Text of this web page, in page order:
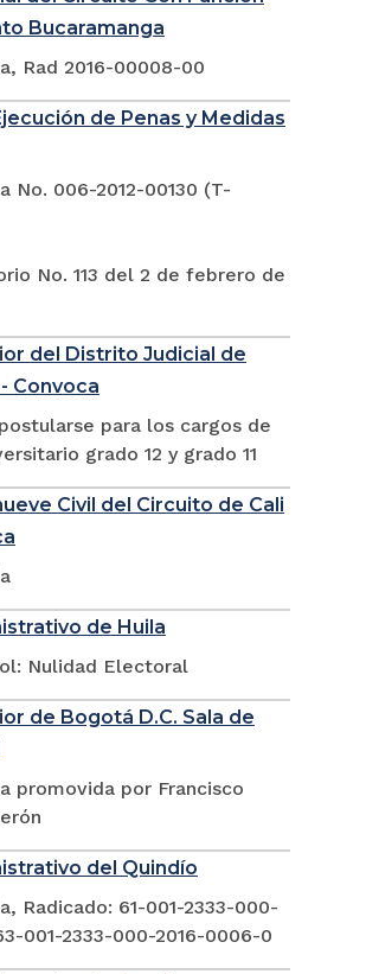
Bucaramanga
Rad 2016-00008-00
de Penas y Medidas
No. 006-2012-00130 (T-
No. 113 del 2 de febrero de
del Distrito Judicial de
Convoca
para los cargos de
grado 12 y grado 11
Civil del Circuito de Cali
de Huila
Nulidad Electoral
de Bogotá D.C. Sala de
promovida por Francisco
del Quindío
Radicado: 61-001-2333-000-
001-2333-000-2016-0006-0